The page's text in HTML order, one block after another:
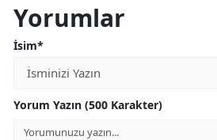
Yorumlar
İsim*
Yorum Yazın (500 Karakter)